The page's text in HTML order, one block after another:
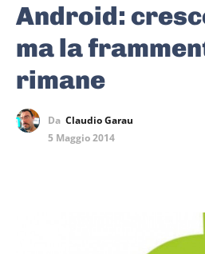
Android:
ma la
rimane
Da Claudio Garau
5 Maggio 2014